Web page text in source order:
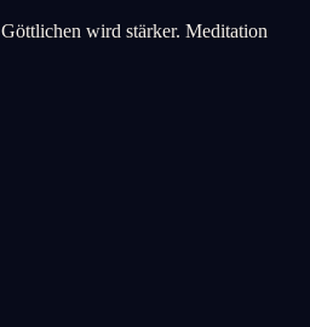
wird stärker. Meditation